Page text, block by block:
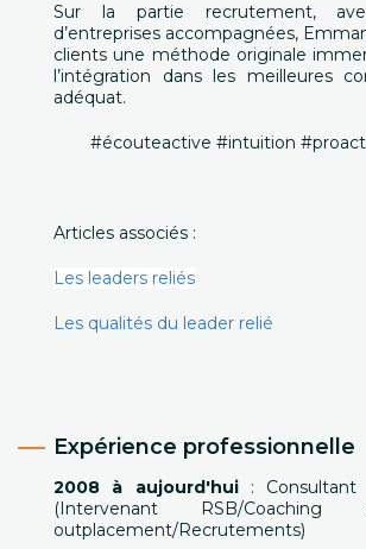
Sur la partie recrutement,
d’entreprises accompagnées,
clients une méthode originale
l’intégration dans les meilleures
adéquat.
#écouteactive‌ ‌#intuition‌
Articles associés :
Les leaders reliés
Les qualités du leader relié
Expérience professionnelle
2008 à aujourd'hui: Consultant
(Intervenant RSB/
outplacement/Recrutements)